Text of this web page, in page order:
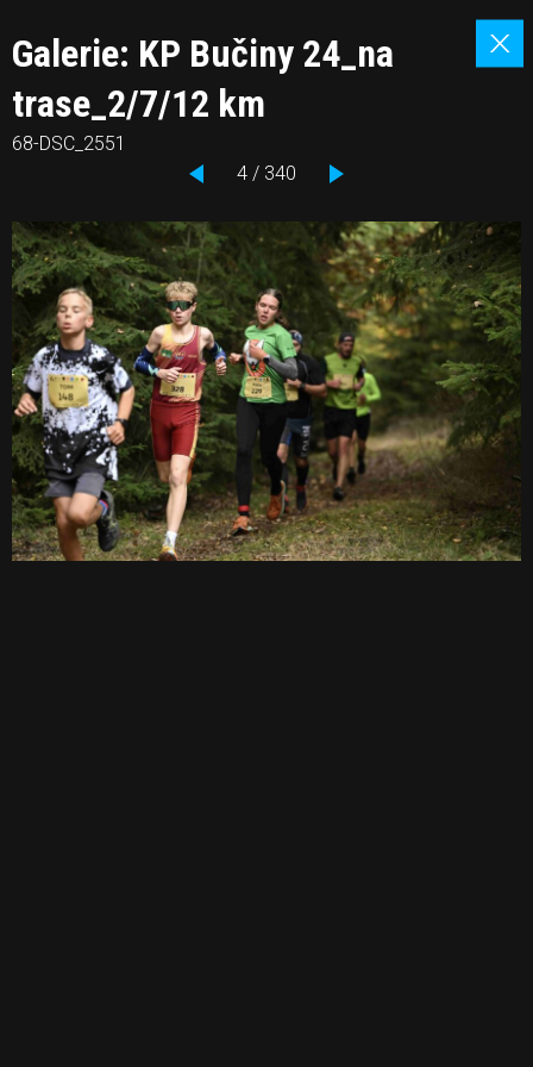
Galerie: KP Bučiny 24_na
trase_2/7/12 km
68-DSC_2551
4 / 340